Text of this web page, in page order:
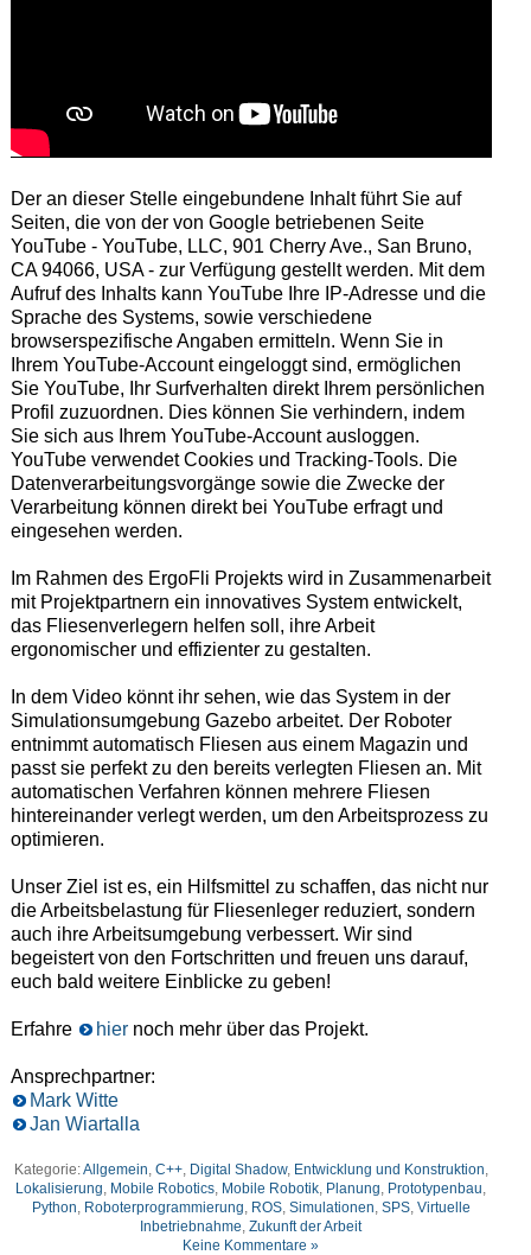
Der an dieser Stelle eingebundene Inhalt führt Sie auf
Seiten, die von der von Google betriebenen Seite
YouTube - YouTube, LLC, 901 Cherry Ave., San Bruno,
CA 94066, USA - zur Verfügung gestellt werden. Mit dem
Aufruf des Inhalts kann YouTube Ihre IP-Adresse und die
Sprache des Systems, sowie verschiedene
browserspezifische Angaben ermitteln. Wenn Sie in
Ihrem YouTube-Account eingeloggt sind, ermöglichen
Sie YouTube, Ihr Surfverhalten direkt Ihrem persönlichen
Profil zuzuordnen. Dies können Sie verhindern, indem
Sie sich aus Ihrem YouTube-Account ausloggen.
YouTube verwendet Cookies und Tracking-Tools. Die
Datenverarbeitungsvorgänge sowie die Zwecke der
Verarbeitung können direkt bei YouTube erfragt und
eingesehen werden.
Im Rahmen des ErgoFli Projekts wird in Zusammenarbeit
mit Projektpartnern ein innovatives System entwickelt,
das Fliesenverlegern helfen soll, ihre Arbeit
ergonomischer und effizienter zu gestalten.
In dem Video könnt ihr sehen, wie das System in der
Simulationsumgebung Gazebo arbeitet. Der Roboter
entnimmt automatisch Fliesen aus einem Magazin und
passt sie perfekt zu den bereits verlegten Fliesen an. Mit
automatischen Verfahren können mehrere Fliesen
hintereinander verlegt werden, um den Arbeitsprozess zu
optimieren.
Unser Ziel ist es, ein Hilfsmittel zu schaffen, das nicht nur
die Arbeitsbelastung für Fliesenleger reduziert, sondern
auch ihre Arbeitsumgebung verbessert. Wir sind
begeistert von den Fortschritten und freuen uns darauf,
euch bald weitere Einblicke zu geben!
Erfahre hiernoch mehr über das Projekt.
Ansprechpartner:
Mark Witte
Jan Wiartalla
Kategorie:Allgemein, C++, Digital Shadow, Entwicklung und Konstruktion,
Lokalisierung, Mobile Robotics, Mobile Robotik, Planung, Prototypenbau,
Python, Roboterprogrammierung, ROS, Simulationen, SPS, Virtuelle
Inbetriebnahme,Zukunft der Arbeit
Keine Kommentare »